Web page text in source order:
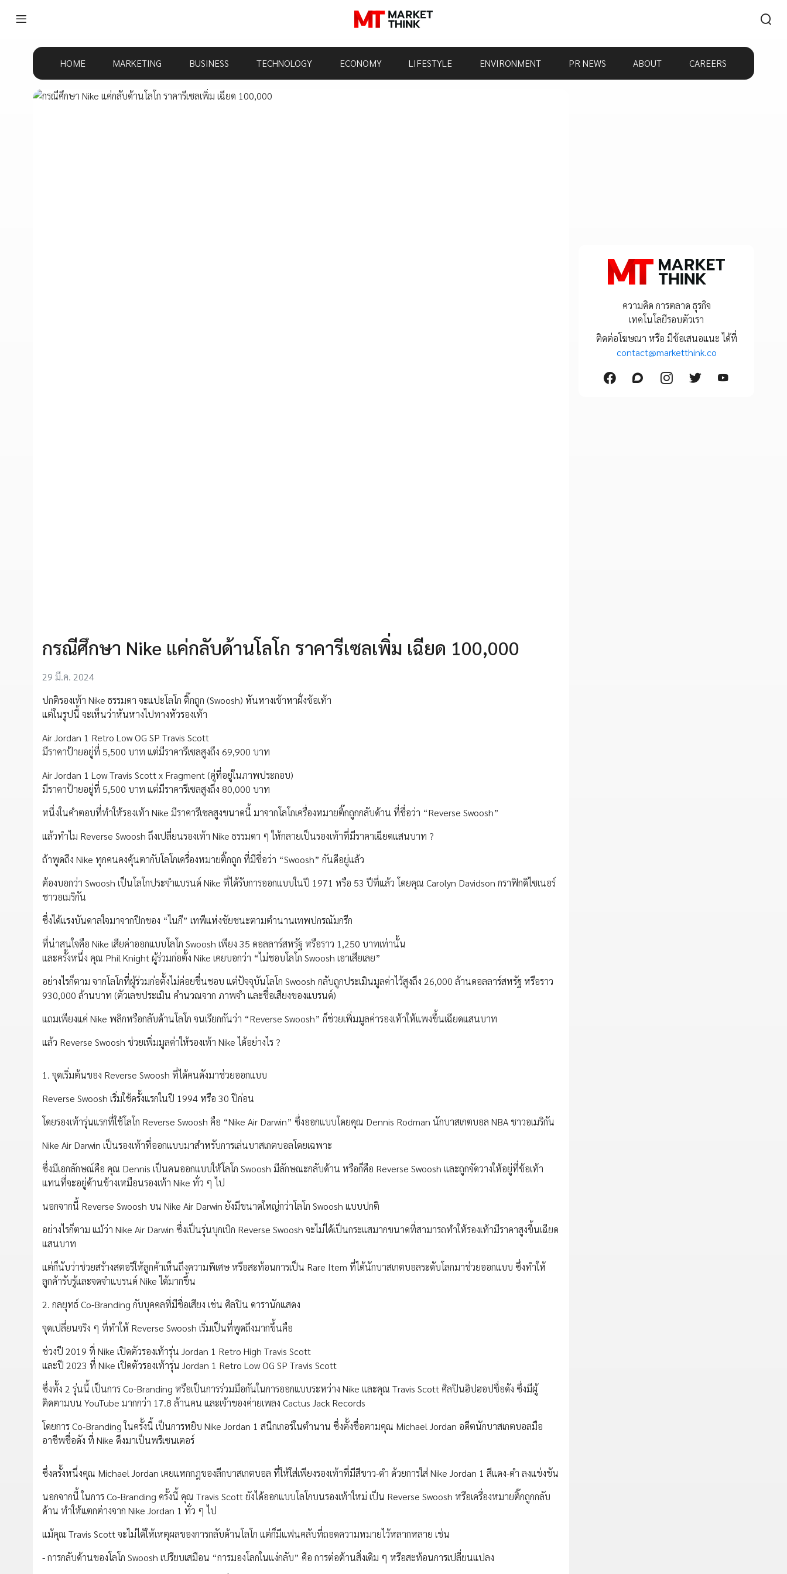
HOME MARKETING BUSINESS TECHNOLOGY ECONOMY LIFESTYLE ENVIRONMENT PR NEWS ABOUT CAREERS
กรณีศึกษา Nike แค่กลับด้านโลโก ราคารีเซลเพิ่ม เฉียด 100,000
29 มี.ค. 2024
ปกติรองเท้า Nike ธรรมดา จะแปะโลโก ติ๊กถูก (Swoosh) หันหางเข้าหาฝั่งข้อเท้า
แต่ในรูปนี้ จะเห็นว่าหันหางไปทางหัวรองเท้า
Air Jordan 1 Retro Low OG SP Travis Scott
มีราคาป้ายอยู่ที่ 5,500 บาท แต่มีราคารีเซลสูงถึง 69,900 บาท
Air Jordan 1 Low Travis Scott x Fragment (คู่ที่อยู่ในภาพประกอบ)
มีราคาป้ายอยู่ที่ 5,500 บาท แต่มีราคารีเซลสูงถึง 80,000 บาท
หนึ่งในคำตอบที่ทำให้รองเท้า Nike มีราคารีเซลสูงขนาดนี้ มาจากโลโกเครื่องหมายติ๊กถูกกลับด้าน ที่ชื่อว่า “Reverse Swoosh”
แล้วทำไม Reverse Swoosh ถึงเปลี่ยนรองเท้า Nike ธรรมดา ๆ ให้กลายเป็นรองเท้าที่มีราคาเฉียดแสนบาท ?
ถ้าพูดถึง Nike ทุกคนคงคุ้นตากับโลโกเครื่องหมายติ๊กถูก ที่มีชื่อว่า “Swoosh” กันดีอยู่แล้ว
ต้องบอกว่า Swoosh เป็นโลโกประจำแบรนด์ Nike ที่ได้รับการออกแบบในปี 1971 หรือ 53 ปีที่แล้ว โดยคุณ Carolyn Davidson กราฟิกดิไซเนอร์
ชาวอเมริกัน
ซึ่งได้แรงบันดาลใจมาจากปีกของ “ไนกี” เทพีแห่งชัยชนะตามตำนานเทพปกรณัมกรีก
ที่น่าสนใจคือ Nike เสียค่าออกแบบโลโก Swoosh เพียง 35 ดอลลาร์สหรัฐ หรือราว 1,250 บาทเท่านั้น
และครั้งหนึ่ง คุณ Phil Knight ผู้ร่วมก่อตั้ง Nike เคยบอกว่า “ไม่ชอบโลโก Swoosh เอาเสียเลย”
อย่างไรก็ตาม จากโลโกที่ผู้ร่วมก่อตั้งไม่ค่อยชื่นชอบ แต่ปัจจุบันโลโก Swoosh กลับถูกประเมินมูลค่าไว้สูงถึง 26,000 ล้านดอลลาร์สหรัฐ หรือราว
930,000 ล้านบาท (ตัวเลขประเมิน คำนวณจาก ภาพจำ และชื่อเสียงของแบรนด์)
แถมเพียงแค่ Nike พลิกหรือกลับด้านโลโก จนเรียกกันว่า “Reverse Swoosh” ก็ช่วยเพิ่มมูลค่ารองเท้าให้แพงขึ้นเฉียดแสนบาท
แล้ว Reverse Swoosh ช่วยเพิ่มมูลค่าให้รองเท้า Nike ได้อย่างไร ?
1. จุดเริ่มต้นของ Reverse Swoosh ที่ได้คนดังมาช่วยออกแบบ
Reverse Swoosh เริ่มใช้ครั้งแรกในปี 1994 หรือ 30 ปีก่อน
โดยรองเท้ารุ่นแรกที่ใช้โลโก Reverse Swoosh คือ “Nike Air Darwin” ซึ่งออกแบบโดยคุณ Dennis Rodman นักบาสเกตบอล NBA ชาวอเมริกัน
Nike Air Darwin เป็นรองเท้าที่ออกแบบมาสำหรับการเล่นบาสเกตบอลโดยเฉพาะ
ซึ่งมีเอกลักษณ์คือ คุณ Dennis เป็นคนออกแบบให้โลโก Swoosh มีลักษณะกลับด้าน หรือก็คือ Reverse Swoosh และถูกจัดวางให้อยู่ที่ข้อเท้า
แทนที่จะอยู่ด้านข้างเหมือนรองเท้า Nike ทั่ว ๆ ไป
นอกจากนี้ Reverse Swoosh บน Nike Air Darwin ยังมีขนาดใหญ่กว่าโลโก Swoosh แบบปกติ
อย่างไรก็ตาม แม้ว่า Nike Air Darwin ซึ่งเป็นรุ่นบุกเบิก Reverse Swoosh จะไม่ได้เป็นกระแสมากขนาดที่สามารถทำให้รองเท้ามีราคาสูงขึ้นเฉียด
แสนบาท
แต่ก็นับว่าช่วยสร้างสตอรีให้ลูกค้าเห็นถึงความพิเศษ หรือสะท้อนการเป็น Rare Item ที่ได้นักบาสเกตบอลระดับโลกมาช่วยออกแบบ ซึ่งทำให้
ลูกค้ารับรู้และจดจำแบรนด์ Nike ได้มากขึ้น
2. กลยุทธ์ Co-Branding กับบุคคลที่มีชื่อเสียง เช่น ศิลปิน ดารานักแสดง
จุดเปลี่ยนจริง ๆ ที่ทำให้ Reverse Swoosh เริ่มเป็นที่พูดถึงมากขึ้นคือ
ช่วงปี 2019 ที่ Nike เปิดตัวรองเท้ารุ่น Jordan 1 Retro High Travis Scott
และปี 2023 ที่ Nike เปิดตัวรองเท้ารุ่น Jordan 1 Retro Low OG SP Travis Scott
ซึ่งทั้ง 2 รุ่นนี้ เป็นการ Co-Branding หรือเป็นการร่วมมือกันในการออกแบบระหว่าง Nike และคุณ Travis Scott ศิลปินฮิปฮอปชื่อดัง ซึ่งมีผู้
ติดตามบน YouTube มากกว่า 17.8 ล้านคน และเจ้าของค่ายเพลง Cactus Jack Records
โดยการ Co-Branding ในครั้งนี้ เป็นการหยิบ Nike Jordan 1 สนีกเกอร์ในตำนาน ซึ่งตั้งชื่อตามคุณ Michael Jordan อดีตนักบาสเกตบอลมือ
อาชีพชื่อดัง ที่ Nike ดึงมาเป็นพรีเซนเตอร์
ซึ่งครั้งหนึ่งคุณ Michael Jordan เคยแหกกฎของลีกบาสเกตบอล ที่ให้ใส่เพียงรองเท้าที่มีสีขาว-ดำ ด้วยการใส่ Nike Jordan 1 สีแดง-ดำ ลงแข่งขัน
นอกจากนี้ ในการ Co-Branding ครั้งนี้ คุณ Travis Scott ยังได้ออกแบบโลโกบนรองเท้าใหม่ เป็น Reverse Swoosh หรือเครื่องหมายติ๊กถูกกลับ
ด้าน ทำให้แตกต่างจาก Nike Jordan 1 ทั่ว ๆ ไป
แม้คุณ Travis Scott จะไม่ได้ให้เหตุผลของการกลับด้านโลโก แต่ก็มีแฟนคลับที่ถอดความหมายไว้หลากหลาย เช่น
- การกลับด้านของโลโก Swoosh เปรียบเสมือน “การมองโลกในแง่กลับ” คือ การต่อต้านสิ่งเดิม ๆ หรือสะท้อนการเปลี่ยนแปลง
ความคิด การตลาด ธุรกิจ
เทคโนโลยีรอบตัวเรา
ติดต่อโฆษณา หรือ มีข้อเสนอแนะ ได้ที่
contact@marketthink.co